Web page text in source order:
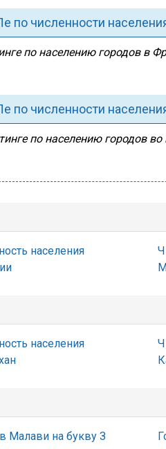
по численности
по населению городов в
по численности
по населению городов
населения
населения
Малави на букву З